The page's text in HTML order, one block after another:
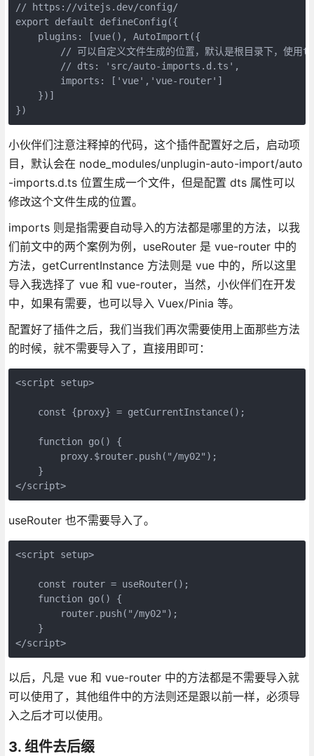
// https://vitejs.dev/config/
export default defineConfig({
    plugins: [vue(), AutoImport({
// 可以自定义文件生成的位置，默认是根目录下，使用
        // dts: 'src/auto-imports.d.ts',
        imports: ['vue','vue-router']
    })]
})
小伙伴们注意注释掉的代码，这个插件配置好之后，启动项
目，默认会在 node_modules/unplugin-auto-import/auto
-imports.d.ts 位置生成一个文件，但是配置 dts 属性可以
修改这个文件生成的位置。
imports 则是指需要自动导入的方法都是哪里的方法，以我
们前文中的两个案例为例，useRouter 是 vue-router 中的
方法，getCurrentInstance 方法则是 vue 中的，所以这里
导入我选择了 vue 和 vue-router，当然，小伙伴们在开发
中，如果有需要，也可以导入 Vuex/Pinia 等。
配置好了插件之后，我们当我们再次需要使用上面那些方法
的时候，就不需要导入了，直接用即可：
<script setup>
    const {proxy} = getCurrentInstance();
    function go() {
        proxy.$router.push("/my02");
    }
</script>
useRouter 也不需要导入了。
<script setup>
    const router = useRouter();
    function go() {
        router.push("/my02");
    }
</script>
以后，凡是 vue 和 vue-router 中的方法都是不需要导入就
可以使用了，其他组件中的方法则还是跟以前一样，必须导
入之后才可以使用。
3. 组件去后缀